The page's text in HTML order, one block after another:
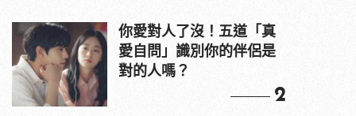
你愛對人了沒！五道「真
愛自問」識別你的伴侶是
對的人嗎？
2